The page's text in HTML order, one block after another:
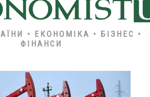
• ЕКОНОМІКА • БІЗНЕС •
ФІНАНСИ